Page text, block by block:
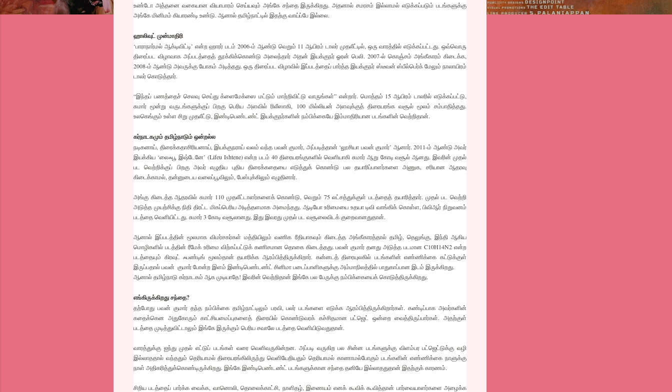
உண்டோ அத்தனை வகையான வியாபாரம் செய்யவும் அங்கே சந்தை இருக்கிறது. அதனால் சமரசம் இல்லாமல் எடுக்கப்படும் படங்களுக்கு
அங்கே மினிமம் கியாரண்டி உண்டு. ஆனால் தமிழ்நாட்டில் இதற்கு வாய்ப்பே இல்லை.
ஹாலிவுட் முன்மாதிரி
‘பாராநார்மல் ஆக்டிவிட்டி’ என்ற ஹாரர் படம் 2006-ம் ஆண்டு வெறும் 11 ஆயிரம் டாலர் முதலீட்டில், ஒரு வாரத்தில் எடுக்கப்பட்டது. ஒவ்வொரு
திரைப்பட விழாவாக அப்படத்தைத் தூக்கிக்கொண்டு அலைந்தார் அதன் இயக்குநர் ஓரன் பெலி. 2007-ல் கொஞ்சம் அங்கீகாரம் கிடைக்க,
2008-ம் ஆண்டு அவருக்கு யோகம் அடித்தது. ஒரு திரைப்பட விழாவில் இப்படத்தைப் பார்த்த இயக்குநர் ஸ்டீவன் ஸ்பீல்பெர்க் மேலும் நாலாயிரம்
டாலர் கொடுத்தார்.
“இந்தப் பணத்தைச் செலவு செய்து க்ளைமேக்ஸை மட்டும் மாற்றிவிட்டு வாருங்கள்” என்றார். மொத்தம் 15 ஆயிரம் டாலரில் எடுக்கப்பட்டு,
சுமார் மூன்று வருடங்களுக்குப் பிறகு பெரிய அளவில் ரிலீஸாகி, 100 மில்லியன் அளவுக்குத் திரையரங்க வசூல் மூலம் சம்பாதித்தது.
உலகெங்கும் உள்ள சிறு முதலீட்டு, இண்டிபெண்டண்ட் இயக்குநர்களின் நம்பிக்கையே இம்மாதிரியான படங்களின் வெற்றிதான்.
கர்நாடகமும் தமிழ்நாடும் ஒன்றல்ல
நடிகனாய், திரைக்கதாசிரியனாய், இயக்குநராய் வலம் வந்த பவன் குமார், அப்படித்தான் ‘லூசியா பவன் குமார்’ ஆனார். 2011-ம் ஆண்டு அவர்
இயக்கிய ‘லைஃபூ இஷ்டேனே’ (Lifeu Ishtene) என்ற படம் 40 திரையரங்குகளில் வெளியாகி சுமார் ஆறு கோடி வசூல் ஆனது. இவரின் முதல்
பட வெற்றிக்குப் பிறகு அவர் எழுதிய புதிய திரைக்கதையை எடுத்துக் கொண்டு பல தயாரிப்பாளர்களை அணுக, சரியான ஆதரவு
கிடைக்காமல், தன்னுடைய வலைப்பூவிலும், பேஸ்புக்கிலும் எழுதினார்.
அங்கு கிடைத்த ஆதரவில் சுமார் 110 முதலீட்டாளர்களைக் கொண்டு, வெறும் 75 லட்சத்துக்குள் படத்தைத் தயாரித்தார். முதல் பட வெற்றி
அடுத்த முயற்சிக்கு நிதி திரட்ட மிகப்பெரிய அடித்தளமாக அமைந்தது. ஆடியோ உரிமையை உதயா டிவி வாங்கிக் கொள்ள, பிவிஆர் நிறுவனம்
படத்தை வெளியிட்டது. சுமார் 3 கோடி வசூலானது. இது இவரது முதல் பட வசூலைவிடக் குறைவானதுதான்.
ஆனால் இப்படத்தின் மூலமாக விமர்சகர்கள் மத்தியிலும் வணிக ரீதியாகவும் கிடைத்த அங்கீகாரத்தால் தமிழ், தெலுங்கு, இந்தி ஆகிய
மொழிகளில் படத்தின் ரீமேக் உரிமை விற்கப்பட்டுக் கணிசமான தொகை கிடைத்தது. பவன் குமார் தனது அடுத்த படமான C10H14N2 என்ற
படத்தையும் கிரவுட் ஃபண்டிங் மூலம்தான் தயாரிக்க ஆரம்பித்திருக்கிறார். கன்னடத் திரையுலகில் படங்களின் எண்ணிக்கை கட்டுக்குள்
இருப்பதால் பவன் குமார் போன்ற இளம் இண்டிபெண்டண்ட் சினிமா படைப்பாளிகளுக்கு அம்மாநிலத்தில் பாதுகாப்பான இடம் இருக்கிறது.
ஆனால் தமிழ்நாடு கர்நாடகம் ஆக முடியாதே! இவரின் வெற்றிதான் இங்கே பல பேருக்கு நம்பிக்கையைக் கொடுத்திருக்கிறது.
எங்கிருக்கிறது சந்தை?
தற்போது பவன் குமார் தந்த நம்பிக்கை தமிழ்நாட்டிலும் பரவி, பலர் படங்களை எடுக்க ஆரம்பித்திருக்கிறார்கள். கண்டிப்பாக அவர்களின்
கதைக்கென அதுகோரும் காட்சியமைப்புகளைத் திரையில் கொண்டுவரக் கச்சிதமான பட்ஜெட் ஒன்றை வைத்திருப்பார்கள். அதற்குள்
படத்தை முடித்துவிட்டாலும் இங்கே இருக்கும் பெரிய சவாலே படத்தை வெளியிடுவதுதான்.
வாரத்துக்கு ஐந்து முதல் எட்டுப் படங்கள் வரை வெளிவருகின்றன. அப்படி வருகிற பல சின்ன படங்களுக்கு விளம்பர பட்ஜெட்டுக்கு வழி
இல்லாததால் வந்ததும் தெரியாமல் திரையரங்கிலிருந்து வெளியேறியதும் தெரியாமல் காணாமல்போகும் படங்களின் எண்ணிக்கை நாளுக்கு
நாள் அதிகரித்துக்கொண்டிருக்கிறது. இங்கே இண்டிபெண்டண்ட் படங்களுக்கான சந்தை தனியே இல்லாததுதான் இதற்குக் காரணம்.
சிறிய படத்தைப் பார்க்க வைக்க, வானொலி, தொலைக்காட்சி, நாளிதழ், இணையம் எனக் கூவிக் கூவித்தான் பார்வையாளர்களை அழைக்க